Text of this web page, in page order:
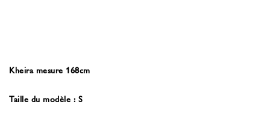
Kheira mesure 168cm
Taille du modèle : S